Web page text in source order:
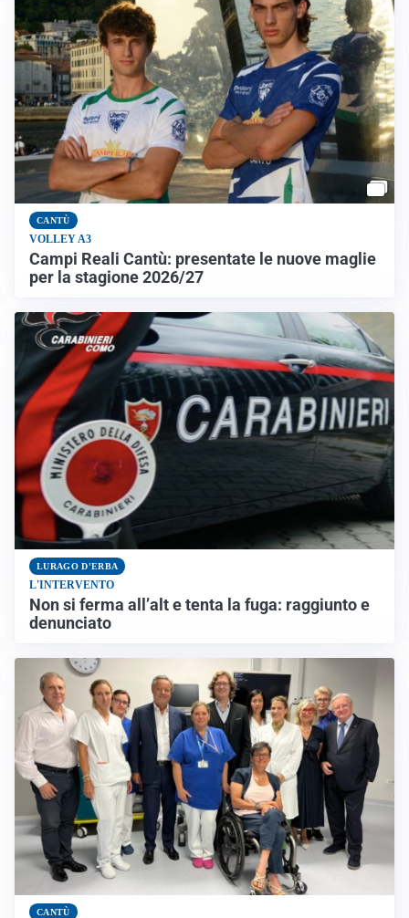
CANTÙ
VOLLEY A3
Campi Reali Cantù: presentate le nuove maglie
per la stagione 2026/27
LURAGO D'ERBA
L'INTERVENTO
Non si ferma all’alt e tenta la fuga: raggiunto e
denunciato
CANTÙ